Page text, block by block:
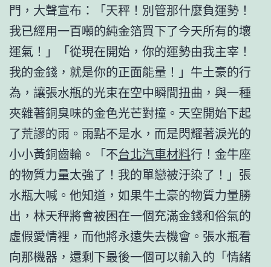
門，大聲宣布：「天秤！別管那什麼負運勢！
我已經用一百噸的純金箔買下了今天所有的壞
運氣！」「從現在開始，你的運勢由我主宰！
我的金錢，就是你的正面能量！」牛土豪的行
為，讓張水瓶的光束在空中瞬間扭曲，與一種
夾雜著銅臭味的金色光芒對撞。天空開始下起
了荒謬的雨。雨點不是水，而是閃耀著淚光的
小小黃銅齒輪。「不台北汽車材料行！金牛座
的物質力量太強了！我的單戀被汙染了！」張
水瓶大喊。他知道，如果牛土豪的物質力量勝
出，林天秤將會被困在一個充滿金錢和俗氣的
虛假愛情裡，而他將永遠失去機會。張水瓶看
向那機器，還剩下最後一個可以輸入的「情緒